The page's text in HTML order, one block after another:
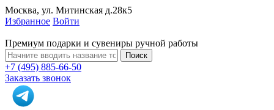
Москва, ул. Митинская д.28к5
Избранное Войти
Премиум подарки и сувениры ручной работы
Поиск
+7 (495) 885-66-50
Заказать звонок